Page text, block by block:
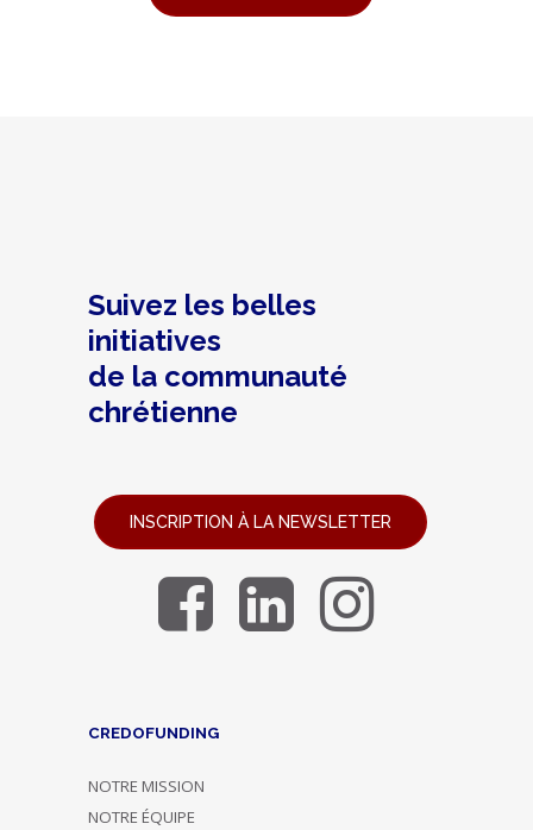
Suivez les belles
initiatives
de la communauté
chrétienne
INSCRIPTION À LA NEWSLETTER
CREDOFUNDING
NOTRE MISSION
NOTRE ÉQUIPE